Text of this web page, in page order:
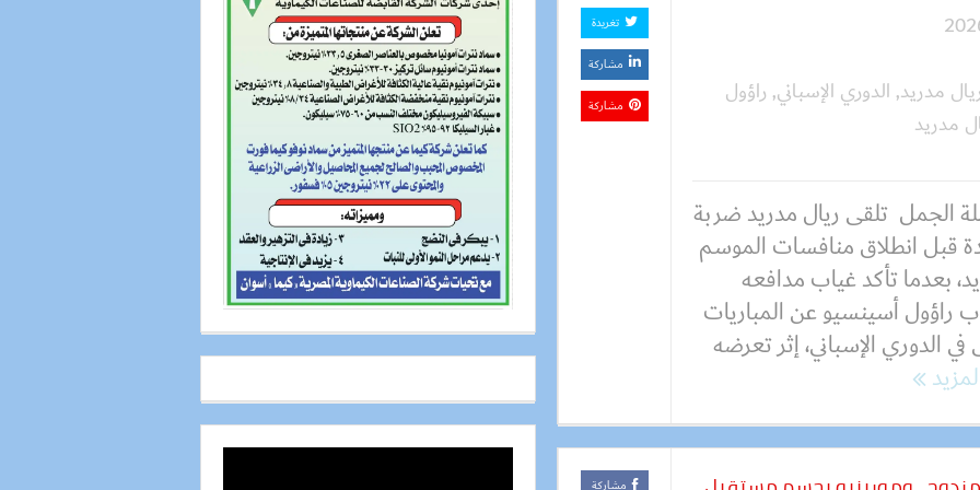
مدريد, الدوري الإسباني, راؤول
مدريد
الجمل تلقى ريال مدريد ضربة
قبل انطلاق منافسات الموسم
بعدما تأكد غياب مدافعه
راؤول أسينسيو عن المباريات
في الدوري الإسباني، إثر تعرضه
تغريدة
مشاركة
مشاركة
مشاركة